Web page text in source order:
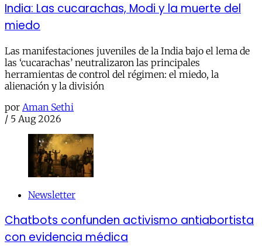
India: Las cucarachas, Modi y la muerte del
miedo
Las manifestaciones juveniles de la India bajo el lema de
las ‘cucarachas’ neutralizaron las principales
herramientas de control del régimen: el miedo, la
alienación y la división
por Aman Sethi
/ 5 Aug 2026
Newsletter
Chatbots confunden activismo antiabortista
con evidencia médica